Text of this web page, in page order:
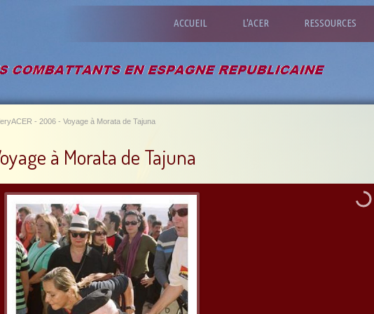
ACCUEIL L'ACER RESSOURCES
- 2006 - Voyage à Morata de Tajuna
à Morata de Tajuna